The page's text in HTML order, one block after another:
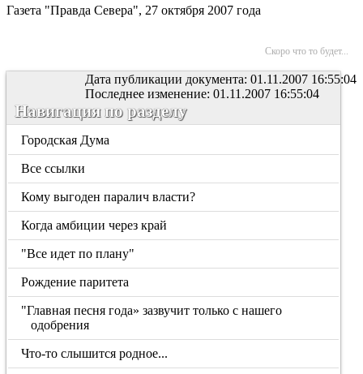
Газета "Правда Севера", 27 октября 2007 года
Скоро что то будет...
Дата публикации документа: 01.11.2007 16:55:04
Последнее изменение: 01.11.2007 16:55:04
Навигация по разделу
Городская Дума
Все ссылки
Кому выгоден паралич власти?
Когда амбиции через край
"Все идет по плану"
Рождение паритета
"Главная песня года» зазвучит только с нашего
одобрения
Что-то слышится родное...